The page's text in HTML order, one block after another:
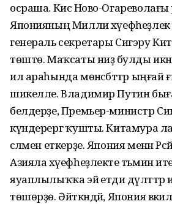
осраша. Кисә Ново-
Японияның Милли
генераль секретары Сигэру
төштө. Маҡсаты ниҙә булды
ил араһында мөнәсәбәттәр ыңғай
шикелле. Владимир Путин
белдерҙе, Премьер-министр
күндерергә ҡушты. Китамура ла
сәләмен еткерҙе. Япония менән
Азияла хәүефһеҙлекте тәьмин
яуаплылыҡҡа эйә етди дәүләттәр
төшөрҙө. Әйткәндәй, Япония